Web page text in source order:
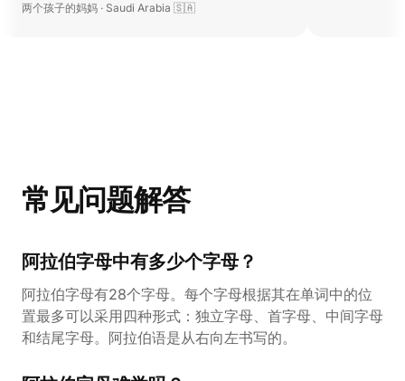
两个孩子的妈妈 · Saudi Arabia 🇸🇦
常见问题解答
阿拉伯字母中有多少个字母？
阿拉伯字母有28个字母。每个字母根据其在单词中的位
置最多可以采用四种形式：独立字母、首字母、中间字母
和结尾字母。阿拉伯语是从右向左书写的。